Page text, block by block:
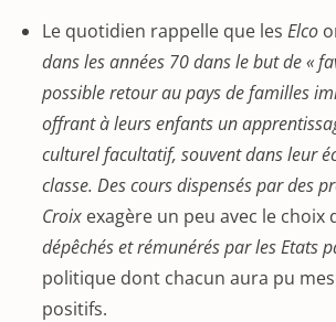
Le quotidien rappelle que les Elco
dans les années 70 dans le but de «
possible retour au pays de familles
offrant à leurs enfants un
culturel facultatif, souvent dans leur
classe. Des cours dispensés par des
Croix exagère un peu avec le choix
dépêchés et rémunérés par les Etats
politique dont chacun aura pu
positifs.